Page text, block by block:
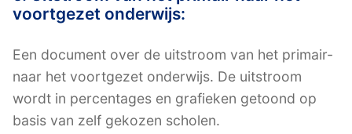
voortgezet onderwijs:
Een document over de uitstroom van het primair-
naar het voortgezet onderwijs. De uitstroom
wordt in percentages en grafieken getoond op
basis van zelf gekozen scholen.